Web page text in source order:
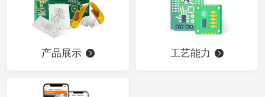
产品展示 工艺能力